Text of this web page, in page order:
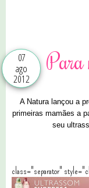
07
ago
2012
Para
A Natura lançou a
primeiras mamães a
seu
class="separator"